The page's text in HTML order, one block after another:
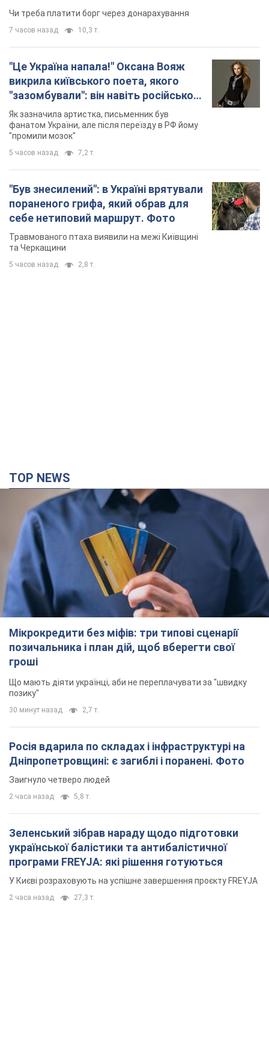
Чи треба платити борг через донарахування
7 часов назад 10,3 т.
"Це Україна напала!" Оксана Вояж
викрила київського поета, якого
"зазомбували": він навіть російської
не знав, а тепер хоче геноциду
українців
Як зазначила артистка, письменник був
фанатом України, але після переїзду в РФ йому
"промили мозок"
5 часов назад 7,2 т.
"Був знесилений": в Україні врятували
пораненого грифа, який обрав для
себе нетиповий маршрут. Фото
Травмованого птаха виявили на межі Київщині
та Черкащини
5 часов назад 2,8 т.
TOP NEWS
Мікрокредити без міфів: три типові сценарії
позичальника і план дій, щоб вберегти свої
гроші
Що мають діяти українці, аби не переплачувати за "швидку
позику"
30 минут назад 2,7 т.
Росія вдарила по складах і інфраструктурі на
Дніпропетровщині: є загиблі і поранені. Фото
Заигнуло четверо людей
2 часа назад 5,8 т.
Зеленський зібрав нараду щодо підготовки
української балістики та антибалістичної
програми FREYJA: які рішення готуються
У Києві розраховують на успішне завершення проєкту FREYJA
2 часа назад 27,3 т.